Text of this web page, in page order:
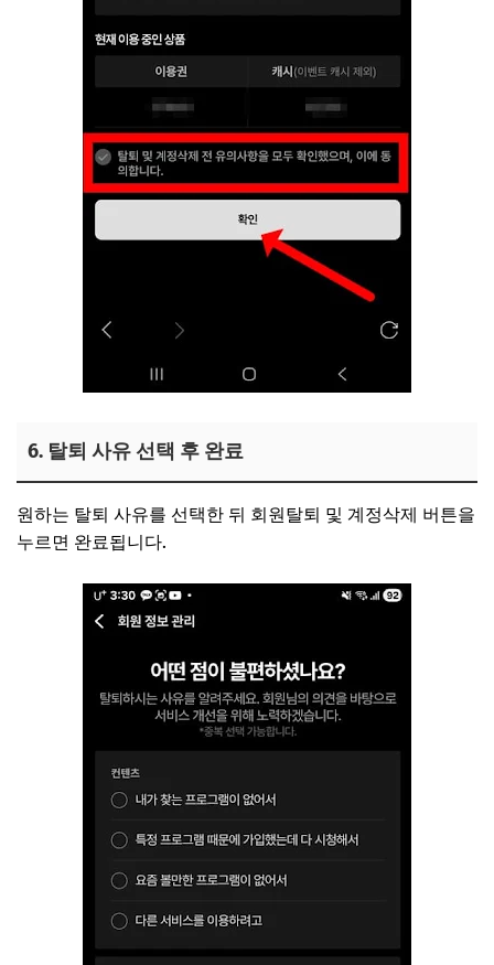
6. 탈퇴 사유 선택 후 완료
원하는 탈퇴 사유를 선택한 뒤 회원탈퇴 및 계정삭제 버튼을
누르면 완료됩니다.